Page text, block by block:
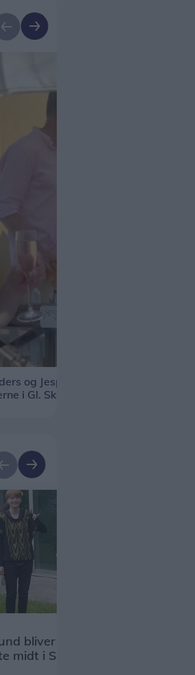
og Jesper holder øje med
i Gl. Skagen
bliver til et bankende
midt i Sæby